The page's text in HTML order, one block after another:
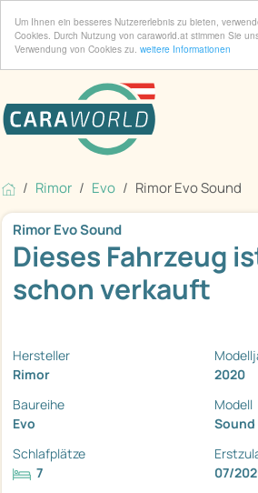
Um Ihnen ein besseres Nutzererlebnis zu bieten,
Cookies. Durch Nutzung von caraworld.at stimmen Sie
Verwendung von Cookies zu. weitere Informationen
Rimor Evo Rimor Evo Sound
Rimor Evo Sound
Dieses Fahrzeug
schon verkauft
Hersteller
Rimor
2020
Baureihe
Evo
Modell
Sound
Schlafplätze
7
07/